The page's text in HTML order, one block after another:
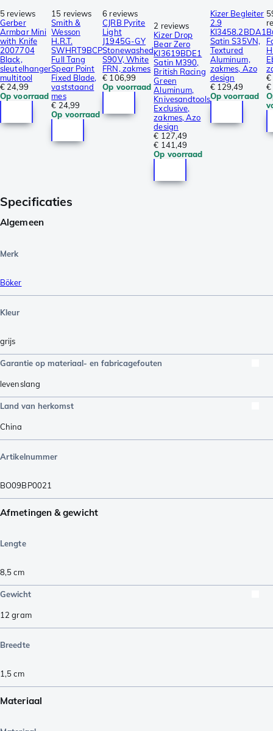
5 reviews
Gerber
Armbar Mini
with Knife
2007704
Black,
sleutelhanger
multitool
€ 24,99
Op voorraad
15 reviews
Smith &
Wesson
H.R.T.
SWHRT9BCP
Full Tang
Spear Point
Fixed Blade,
vaststaand
mes
€ 24,99
Op voorraad
6 reviews
CJRB Pyrite
Light
J1945G-GY
Stonewashed
S90V, White
FRN, zakmes
€ 106,99
Op voorraad
2 reviews
Kizer Drop
Bear Zero
KI3619BDE1
Satin M390,
British Racing
Green
Aluminum,
Knivesandtools
Exclusive,
zakmes, Azo
design
€ 127,49
€ 141,49
Op voorraad
Kizer Begleiter
2.9
KI3458.2BDA1
Satin S35VN,
Textured
Aluminum,
zakmes, Azo
design
€ 129,49
Op voorraad
€
€
Specificaties
Algemeen
Merk
Böker
Kleur
grijs
Garantie op materiaal- en fabricagefouten
levenslang
Land van herkomst
China
Artikelnummer
BO09BP0021
Afmetingen & gewicht
Lengte
8,5cm
Gewicht
12 gram
Breedte
1,5cm
Materiaal